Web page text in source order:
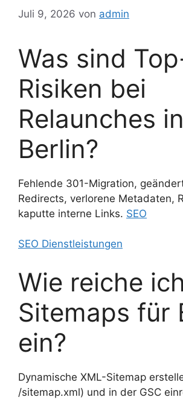
Juli 9, 2026 von admin
Was sind
Risiken bei
Relaunches in
Berlin?
Fehlende 301-Migration,
Redirects, verlorene Metadaten,
kaputte interne Links. SEO
SEO Dienstleistungen
Wie reiche ich
Sitemaps für
ein?
Dynamische XML-Sitemap
/sitemap.xml) und in der GSC